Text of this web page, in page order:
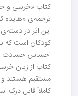
کتاب «خرسی و
ترجمه‌ی «هایده
این اثر در
کودکان است که
احساس حسادت
کتاب از زبان
مستقیم هستند و
کاملاً قابل درک